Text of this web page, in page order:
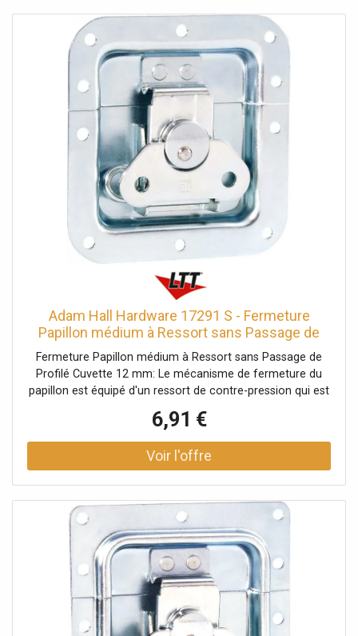
galvanisé, Ø trous de fixation: 5,1 mm, Verrouillable: Non,
Type cuvette: non cranté, Taille cuvette: moyen,
Profondeur cuvette: 9 mm, Protection par rivets: Non,
avec passage de profilé: Oui, Fonction Push-Flat: Non,
Poids: 0,212 kg
Adam Hall Hardware 17291 S - Fermeture
Papillon médium à Ressort sans Passage de
Profilé - Serrures
Fermeture Papillon médium à Ressort sans Passage de
Profilé Cuvette 12 mm: Le mécanisme de fermeture du
papillon est équipé d'un ressort de contre-pression qui est
d'ouverture d'environ 30º. En cas d'exigences
supplémentaires, le crochet de verrouillage peut
également être déplacé vers l'extérieur. Données
techniques: Type de produit: Systèmes de fermeture,
galvanisé, Ø trous de fixation: 5,1 mm, Verrouillable: Non,
Type cuvette: non cranté, Taille cuvette: moyen,
Profondeur cuvette: 12 mm, Protection par rivets: Non,
avec passage de profilé: Oui, Fonction Push-Flat: Non,
Poids: 0,224 kg
6,91 €